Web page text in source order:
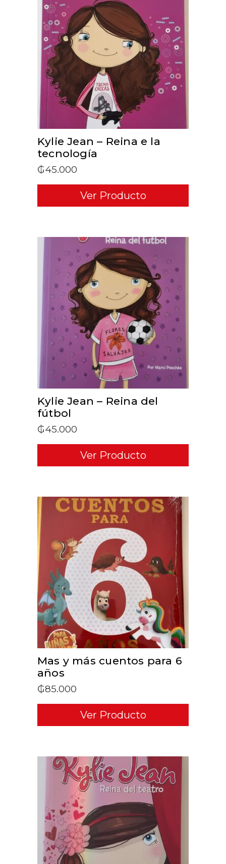
ADD TO CART
Kylie Jean – Reina e la
tecnología
₲45.000
Ver Producto
ADD TO CART
Kylie Jean – Reina del
fútbol
₲45.000
Ver Producto
ADD TO CART
Mas y más cuentos para 6
años
₲85.000
Ver Producto
ADD TO CART